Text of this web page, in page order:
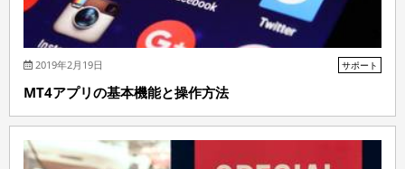
2019年2月19日 サポート
MT4アプリの基本機能と操作方法